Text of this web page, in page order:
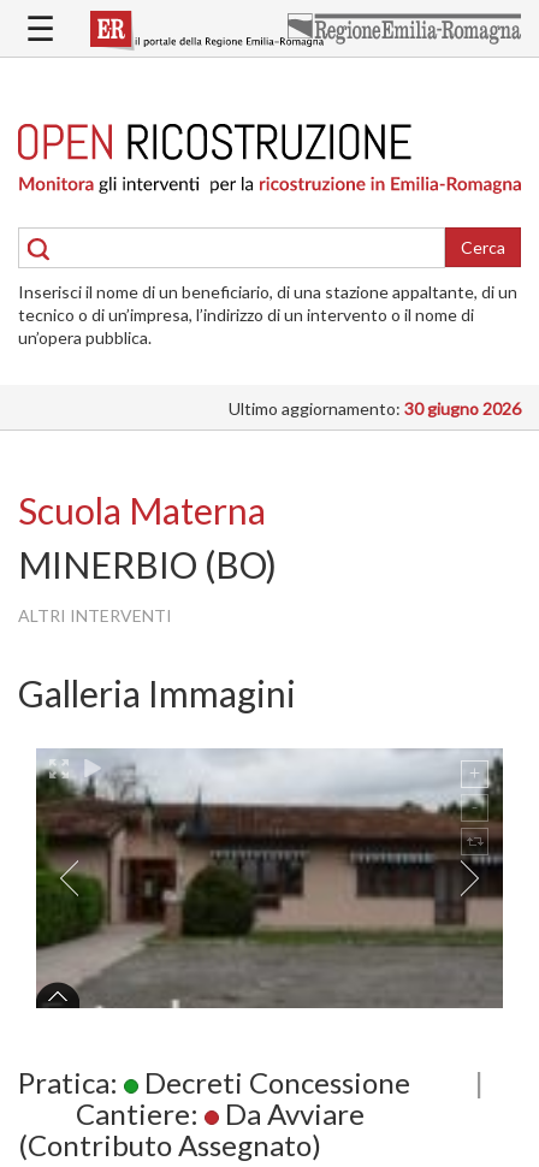
contenuto
RICOSTRUZIONE
PUBBLICA
DELLE
ABITAZIONI
RICOSTRUZIONE
ATTIVITÀ
INTERVENTI
SI
☰
Cerca
Inserisci il nome di un beneficiario, di una stazione appaltante, di un
tecnico o di un’impresa, l’indirizzo di un intervento o il nome di
un’opera pubblica.
Ultimo aggiornamento: 30 giugno 2026
Scuola Materna
MINERBIO (BO)
ALTRI INTERVENTI
Galleria Immagini
Pratica: Decreti Concessione
|
Cantiere:
Da Avviare
(Contributo Assegnato)